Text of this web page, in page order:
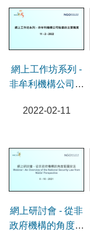
網上工作坊系列 -
非牟利機構公司秘
2022-02-11
網上研討會 - 從非
政府機構的角度看